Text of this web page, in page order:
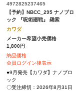
4972825237465
【予約】NBCC_295 ナノブロ
ック 『呪術廻戦』 羂索
カワダ
メーカー希望小売価格
1,800円
納品価格
会員ログイン後表示
●9月発売【カワダ】ナノブロ
ック
〇受注締切：2026年8月31日